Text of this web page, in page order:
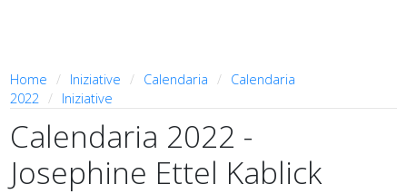
Home Iniziative Calendaria
Calendaria
2022
Iniziative
Calendaria 2022 -
Josephine Ettel Kablick